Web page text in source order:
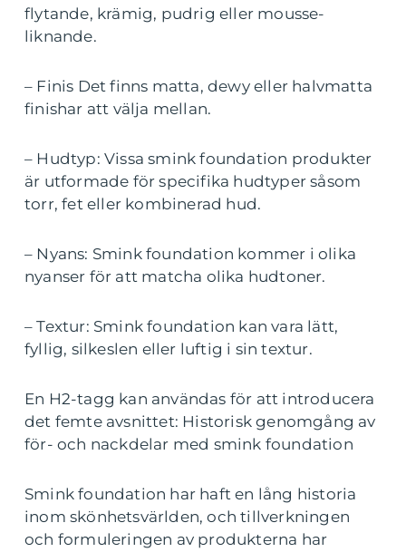
flytande, krämig, pudrig eller mousse-
liknande.
– Finis Det finns matta, dewy eller halvmatta
finishar att välja mellan.
– Hudtyp: Vissa smink foundation produkter
är utformade för specifika hudtyper såsom
torr, fet eller kombinerad hud.
– Nyans: Smink foundation kommer i olika
nyanser för att matcha olika hudtoner.
– Textur: Smink foundation kan vara lätt,
fyllig, silkeslen eller luftig i sin textur.
En H2-tagg kan användas för att introducera
det femte avsnittet: Historisk genomgång av
för- och nackdelar med smink foundation
Smink foundation har haft en lång historia
inom skönhetsvärlden, och tillverkningen
och formuleringen av produkterna har